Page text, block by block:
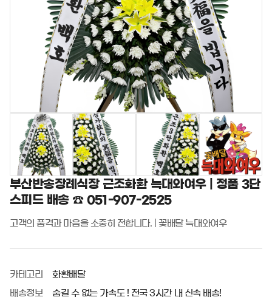
부산반송장례식장 근조화환 늑대와여우 | 정품 3단
스피드 배송 ☎ 051-907-2525
고객의 품격과 마음을 소중히 전합니다. | 꽃배달 늑대와여우
카테고리 화환배달
배송정보 숨길 수 없는 가속도 ! 전국 3시간 내 신속 배송!